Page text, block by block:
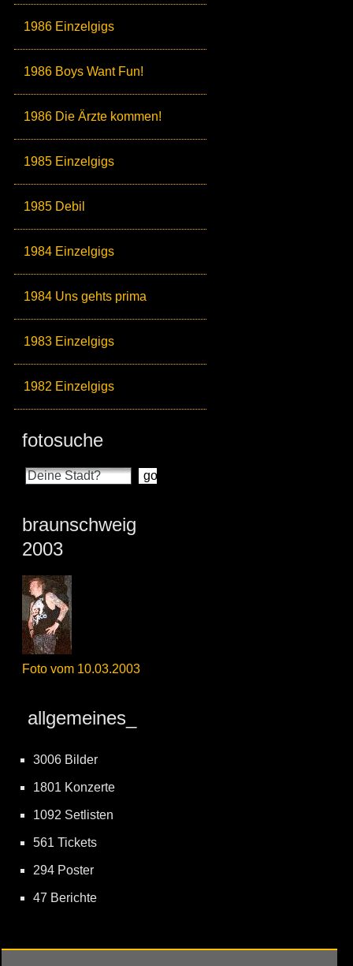
1986 Einzelgigs
1986 Boys Want Fun!
1986 Die Ärzte kommen!
1985 Einzelgigs
1985 Debil
1984 Einzelgigs
1984 Uns gehts prima
1983 Einzelgigs
1982 Einzelgigs
fotosuche
braunschweig
2003
Foto vom 10.03.2003
allgemeines_
3006 Bilder
1801 Konzerte
1092 Setlisten
561 Tickets
294 Poster
47 Berichte